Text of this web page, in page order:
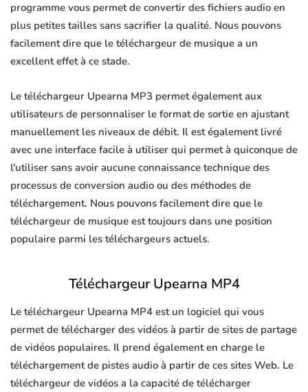
programme vous permet de convertir des fichiers audio en
plus petites tailles sans sacrifier la qualité. Nous pouvons
facilement dire que le téléchargeur de musique a un
excellent effet à ce stade.
Le téléchargeur Upearna MP3 permet également aux
utilisateurs de personnaliser le format de sortie en ajustant
manuellement les niveaux de débit. Il est également livré
avec une interface facile à utiliser qui permet à quiconque de
l'utiliser sans avoir aucune connaissance technique des
processus de conversion audio ou des méthodes de
téléchargement. Nous pouvons facilement dire que le
téléchargeur de musique est toujours dans une position
populaire parmi les téléchargeurs actuels.
Téléchargeur Upearna MP4
Le téléchargeur Upearna MP4 est un logiciel qui vous
permet de télécharger des vidéos à partir de sites de partage
de vidéos populaires. Il prend également en charge le
téléchargement de pistes audio à partir de ces sites Web. Le
téléchargeur de vidéos a la capacité de télécharger